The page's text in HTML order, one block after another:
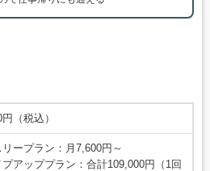
（税込）
リープラン：月7,600円～
プアッププラン：合計109,000円（1回